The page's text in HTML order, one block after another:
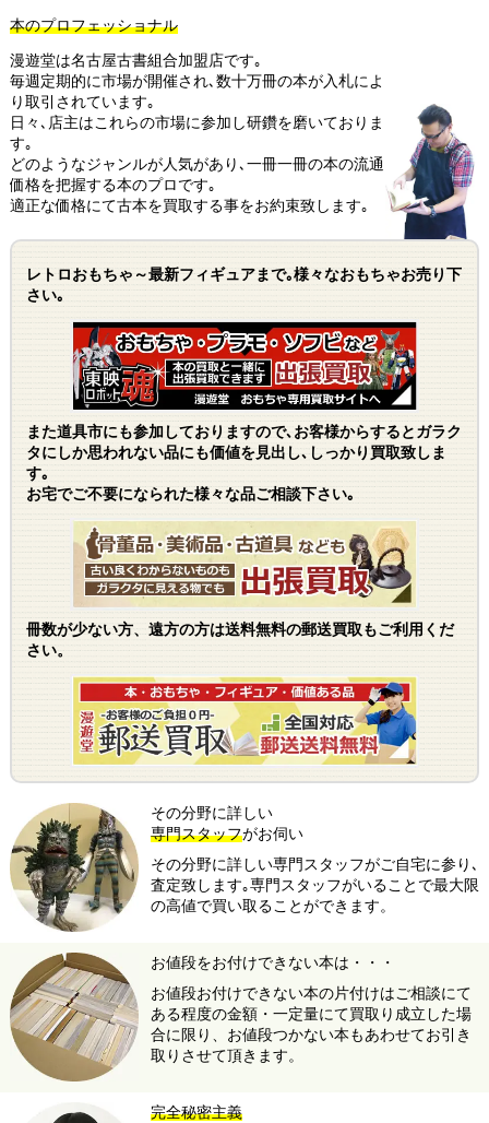
本のプロフェッショナル
漫遊堂は名古屋古書組合加盟店です｡
毎週定期的に市場が開催され､数十万冊の本が入札によ
り取引されています｡
日々､店主はこれらの市場に参加し研鑽を磨いておりま
す｡
どのようなジャンルが人気があり､一冊一冊の本の流通
価格を把握する本のプロです｡
適正な価格にて古本を買取する事をお約束致します｡
レトロおもちゃ～最新フィギュアまで｡様々なおもちゃお売り下
さい｡
また道具市にも参加しておりますので､お客様からするとガラク
タにしか思われない品にも価値を見出し､しっかり買取致しま
す｡
お宅でご不要になられた様々な品ご相談下さい｡
冊数が少ない方、遠方の方は送料無料の郵送買取もご利用くだ
さい。
その分野に詳しい
専門スタッフがお伺い
その分野に詳しい専門スタッフがご自宅に参り､
査定致します｡専門スタッフがいることで最大限
の高値で買い取ることができます。
お値段をお付けできない本は・・・
お値段お付けできない本の片付けはご相談にて
ある程度の金額・一定量にて買取り成立した場
合に限り、お値段つかない本もあわせてお引き
取りさせて頂きます。
完全秘密主義